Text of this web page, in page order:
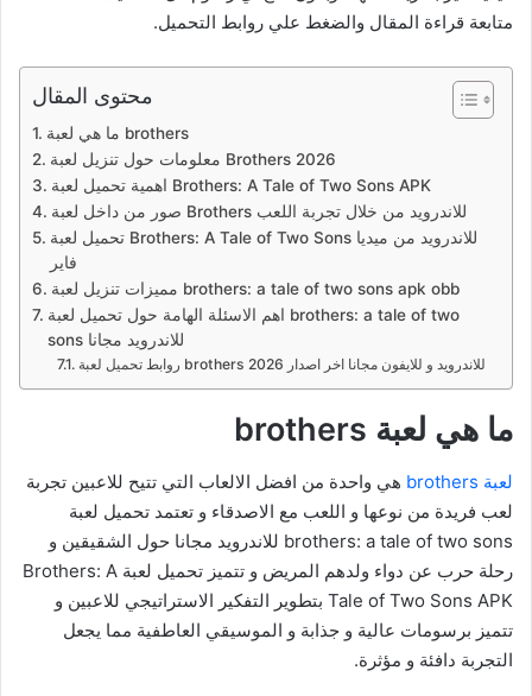
متابعة قراءة المقال والضغط علي روابط التحميل.
محتوى المقال
ما هي لعبة brothers
معلومات حول تنزيل لعبة Brothers 2026
اهمية تحميل لعبة Brothers: A Tale of Two Sons APK
صور من داخل لعبة Brothers للاندرويد من خلال تجربة اللعب
تحميل لعبة Brothers: A Tale of Two Sons للاندرويد من ميديا
فاير
مميزات تنزيل لعبة brothers: a tale of two sons apk obb
اهم الاسئلة الهامة حول تحميل لعبة brothers: a tale of two
sons للاندرويد مجانا
روابط تحميل لعبة brothers للاندرويد و للايفون مجانا اخر اصدار 2026
ما هي لعبة brothers
لعبة brothers
هي واحدة من افضل الالعاب التي تتيح للاعبين تجربة
لعب فريدة من نوعها و اللعب مع الاصدقاء و تعتمد تحميل لعبة
brothers: a tale of two sons للاندرويد مجانا حول الشقيقين و
رحلة حرب عن دواء ولدهم المريض و تتميز تحميل لعبة Brothers: A
Tale of Two Sons APK بتطوير التفكير الاستراتيجي للاعبين و
تتميز برسومات عالية و جذابة و الموسيقي العاطفية مما يجعل
التجربة دافئة و مؤثرة.